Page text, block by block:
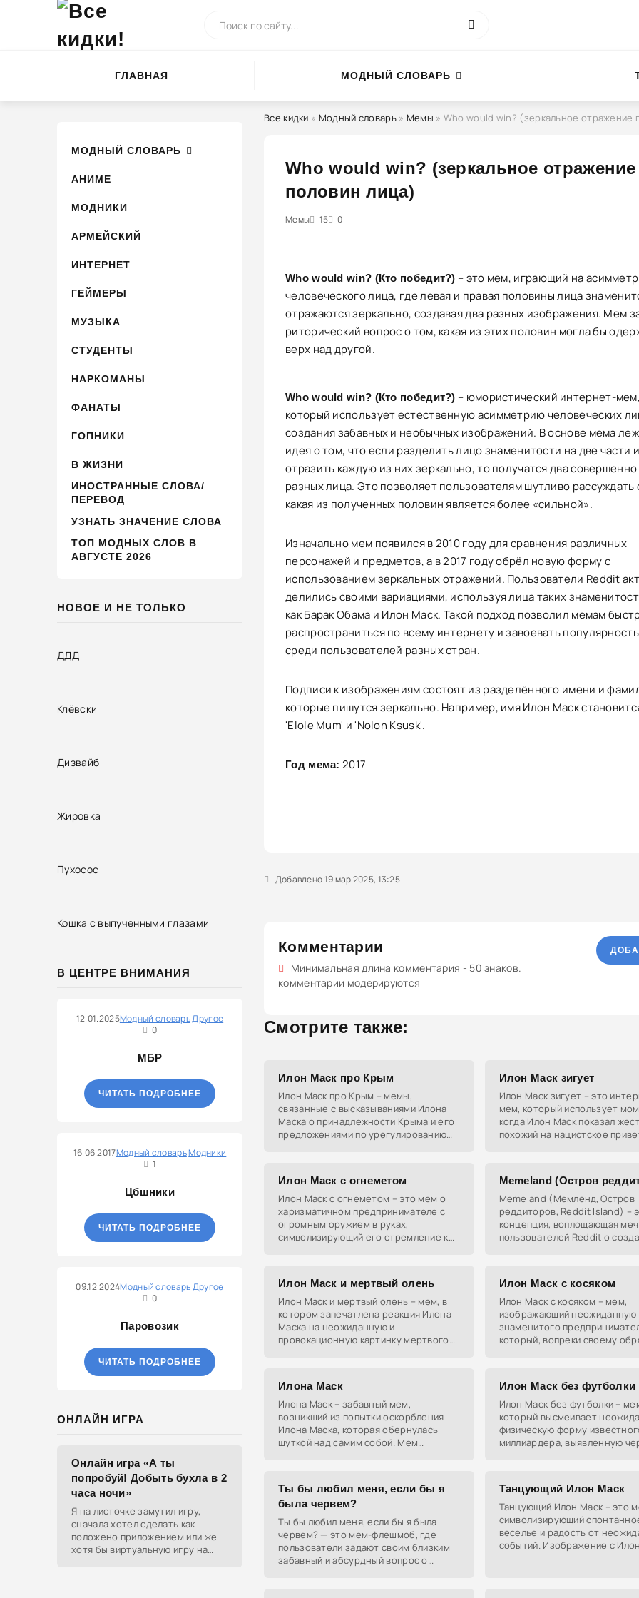
ГЛАВНАЯ МОДНЫЙ СЛОВАРЬ
МОДНЫЙ СЛОВАРЬ
АНИМЕ
МОДНИКИ
АРМЕЙСКИЙ
ИНТЕРНЕТ
ГЕЙМЕРЫ
МУЗЫКА
СТУДЕНТЫ
НАРКОМАНЫ
ФАНАТЫ
ГОПНИКИ
В ЖИЗНИ
ИНОСТРАННЫЕ СЛОВА/
ПЕРЕВОД
УЗНАТЬ ЗНАЧЕНИЕ СЛОВА
ТОП МОДНЫХ СЛОВ В
АВГУСТЕ 2026
НОВОЕ И НЕ ТОЛЬКО
ДДД
Клёвски
Дизвайб
Жировка
Пухосос
Кошка с выпученными глазами
В ЦЕНТРЕ ВНИМАНИЯ
12.01.2025Модный словарьДругое
0
МБР
ЧИТАТЬ ПОДРОБНЕЕ
16.06.2017Модный словарьМодники
1
Цбшники
ЧИТАТЬ ПОДРОБНЕЕ
09.12.2024Модный словарьДругое
0
Паровозик
ЧИТАТЬ ПОДРОБНЕЕ
ОНЛАЙН ИГРА
Онлайн игра «А ты
попробуй! Добыть бухла в 2
часа ночи»
Я на листочке замутил игру,
сначала хотел сделать как
положено приложением или же
хотя бы виртуальную игру на
Все кидки » Модный словарь» Мемы » Who would win? (зеркальное отражение
Who would win? (зеркальное отражение
половин лица)
Мемы 15 0
2 3 4 5
Who would win? (Кто победит?) – это мем, играющий на
человеческого лица, где левая и правая половины лица
отражаются зеркально, создавая два разных изображения. Мем
риторический вопрос о том, какая из этих половин могла бы
верх над другой.
Who would win? (Кто победит?) – юмористический интернет-мем,
который использует естественную асимметрию человеческих
создания забавных и необычных изображений. В основе мема
идея о том, что если разделить лицо знаменитости на две части и
отразить каждую из них зеркально, то получатся два совершенно
разных лица. Это позволяет пользователям шутливо рассуждать
какая из полученных половин является более «сильной».
Изначально мем появился в 2010 году для сравнения различных
персонажей и предметов, а в 2017 году обрёл новую форму с
использованием зеркальных отражений. Пользователи Reddit
делились своими вариациями, используя лица таких
как Барак Обама и Илон Маск. Такой подход позволил мемам
распространиться по всему интернету и завоевать популярность
среди пользователей разных стран.
Подписи к изображениям состоят из разделённого имени и
которые пишутся зеркально. Например, имя Илон Маск
'Elole Mum' и 'Nolon Ksusk'.
Год мема: 2017
Добавлено 19 мар 2025, 13:25
Комментарии
Минимальная длина комментария - 50 знаков.
комментарии модерируются
Смотрите также:
Илон Маск про Крым
Илон Маск про Крым – мемы,
связанные с высказываниями Илона
Маска о принадлежности Крыма и его
предложениями по урегулированию
Илон Маск зигует
Илон Маск зигует – это
мем, который использует
когда Илон Маск показал
похожий на нацистское
Илон Маск с огнеметом
Илон Маск с огнеметом – это мем о
харизматичном предпринимателе с
огромным оружием в руках,
символизирующий его стремление к
Memeland (Остров
Memeland (Мемленд, Остров
реддиторов, Reddit Island) –
концепция, воплощающая
пользователей Reddit о
Илон Маск и мертвый олень
Илон Маск и мертвый олень – мем, в
котором запечатлена реакция Илона
Маска на неожиданную и
провокационную картинку мертвого
Илон Маск с косяком
Илон Маск с косяком – мем,
изображающий неожиданную
знаменитого
который, вопреки своему
Илона Маск
Илона Маск – забавный мем,
возникший из попытки оскорбления
Илона Маска, которая обернулась
шуткой над самим собой. Мем
Илон Маск без футболки
Илон Маск без футболки –
который высмеивает
физическую форму
миллиардера, выявленную
Ты бы любил меня, если бы я
была червем?
Ты бы любил меня, если бы я была
червем? — это мем-флешмоб, где
пользователи задают своим близким
забавный и абсурдный вопрос о
Танцующий Илон Маск
Танцующий Илон Маск – это
символизирующий
веселье и радость от
событий. Изображение с